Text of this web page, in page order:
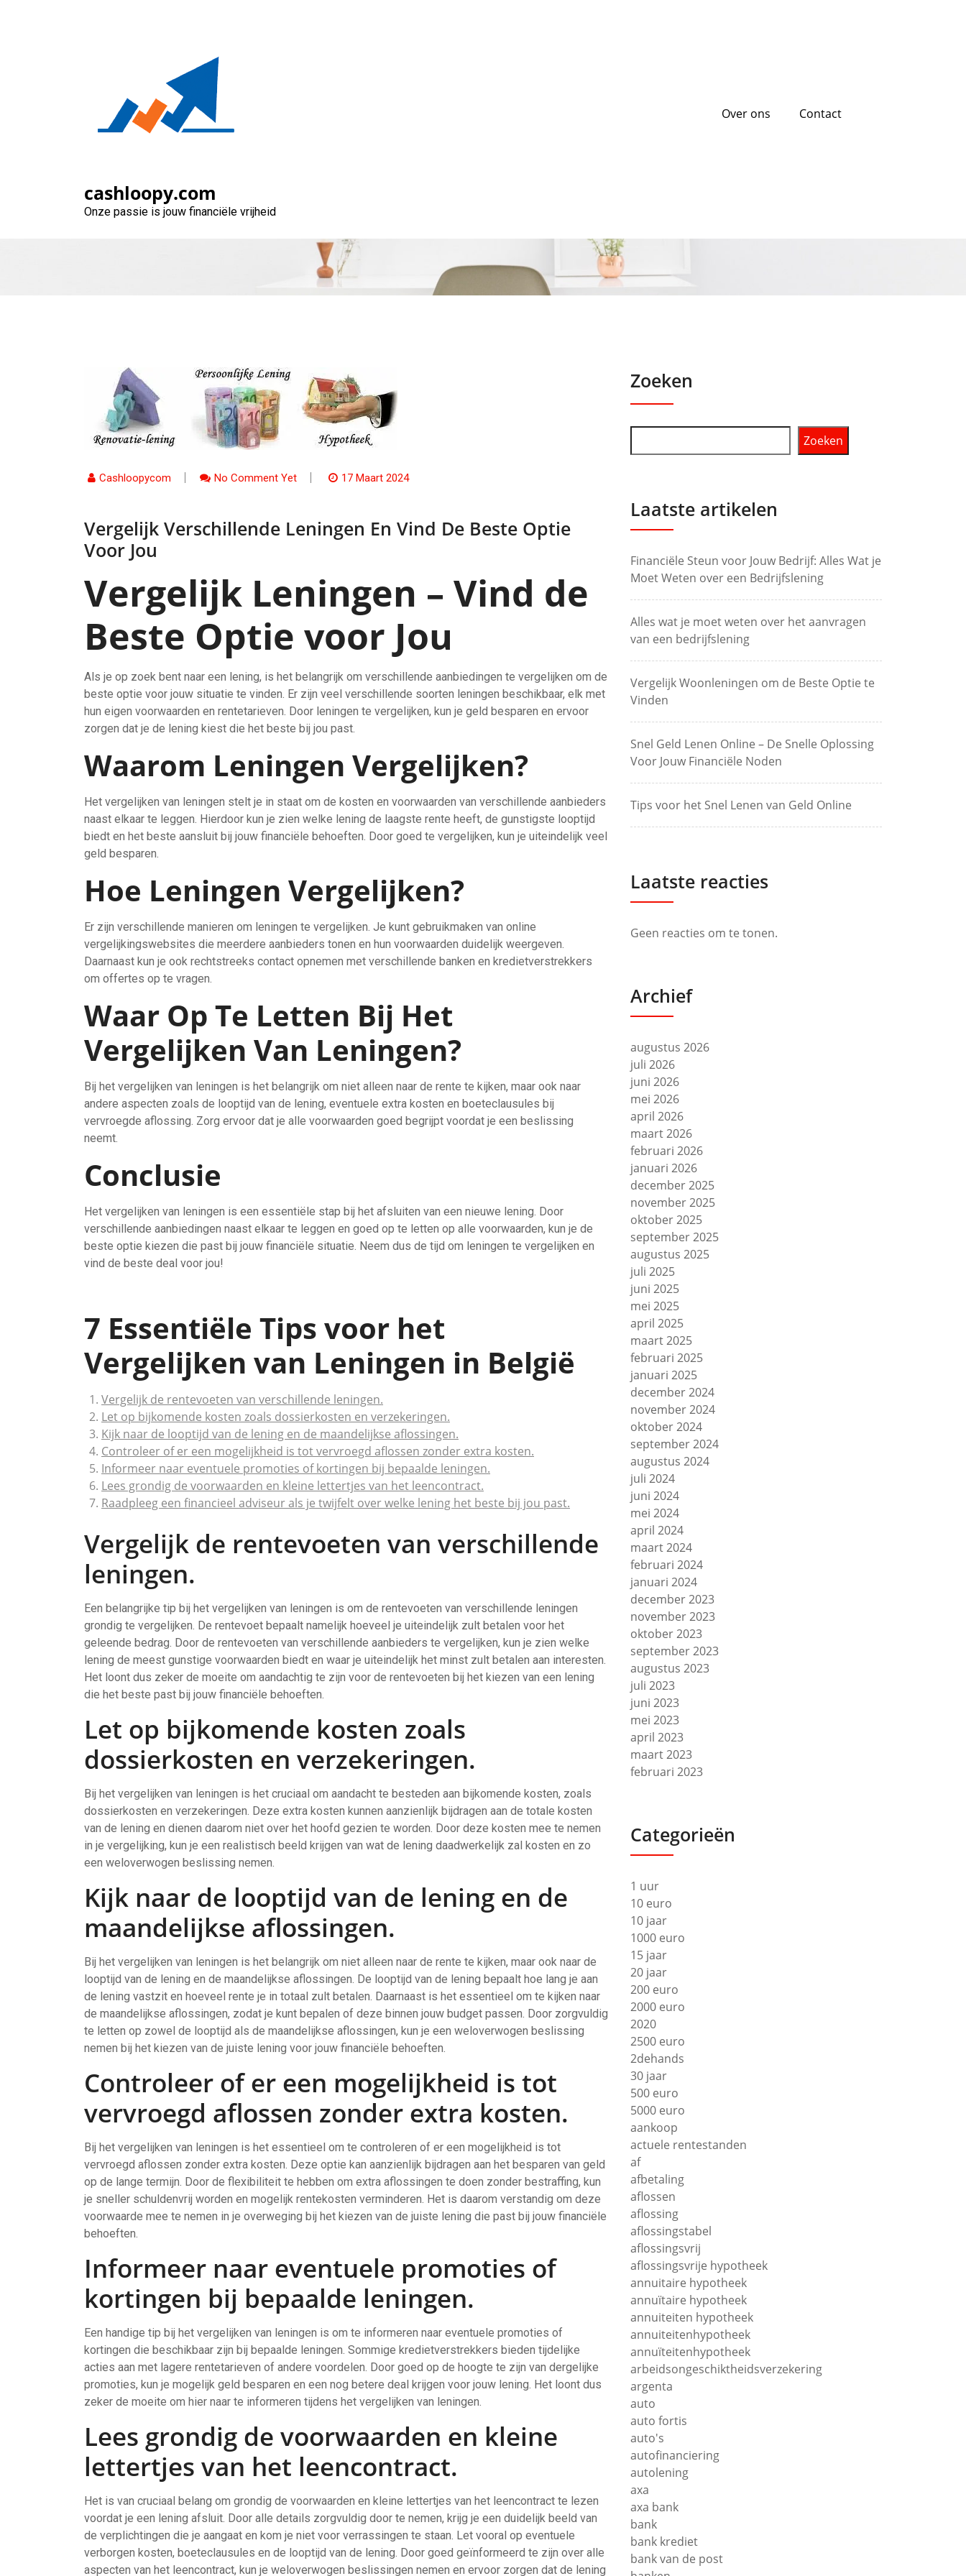
cashloopy.com
Onze passie is jouw financiële vrijheid
Over ons Contact
Cashloopycom No Comment Yet 17 Maart 2024
Vergelijk Verschillende Leningen En Vind De Beste Optie
Voor Jou
Vergelijk Leningen – Vind de
Beste Optie voor Jou
Als je op zoek bent naar een lening, is het belangrijk om verschillende aanbiedingen te vergelijken om de
beste optie voor jouw situatie te vinden. Er zijn veel verschillende soorten leningen beschikbaar, elk met
hun eigen voorwaarden en rentetarieven. Door leningen te vergelijken, kun je geld besparen en ervoor
zorgen dat je de lening kiest die het beste bij jou past.
Waarom Leningen Vergelijken?
Het vergelijken van leningen stelt je in staat om de kosten en voorwaarden van verschillende aanbieders
naast elkaar te leggen. Hierdoor kun je zien welke lening de laagste rente heeft, de gunstigste looptijd
biedt en het beste aansluit bij jouw financiële behoeften. Door goed te vergelijken, kun je uiteindelijk veel
geld besparen.
Hoe Leningen Vergelijken?
Er zijn verschillende manieren om leningen te vergelijken. Je kunt gebruikmaken van online
vergelijkingswebsites die meerdere aanbieders tonen en hun voorwaarden duidelijk weergeven.
Daarnaast kun je ook rechtstreeks contact opnemen met verschillende banken en kredietverstrekkers
om offertes op te vragen.
Waar Op Te Letten Bij Het
Vergelijken Van Leningen?
Bij het vergelijken van leningen is het belangrijk om niet alleen naar de rente te kijken, maar ook naar
andere aspecten zoals de looptijd van de lening, eventuele extra kosten en boeteclausules bij
vervroegde aflossing. Zorg ervoor dat je alle voorwaarden goed begrijpt voordat je een beslissing
neemt.
Conclusie
Het vergelijken van leningen is een essentiële stap bij het afsluiten van een nieuwe lening. Door
verschillende aanbiedingen naast elkaar te leggen en goed op te letten op alle voorwaarden, kun je de
beste optie kiezen die past bij jouw financiële situatie. Neem dus de tijd om leningen te vergelijken en
vind de beste deal voor jou!
7 Essentiële Tips voor het
Vergelijken van Leningen in België
Vergelijk de rentevoeten van verschillende leningen.
Let op bijkomende kosten zoals dossierkosten en verzekeringen.
Kijk naar de looptijd van de lening en de maandelijkse aflossingen.
Controleer of er een mogelijkheid is tot vervroegd aflossen zonder extra kosten.
Informeer naar eventuele promoties of kortingen bij bepaalde leningen.
Lees grondig de voorwaarden en kleine lettertjes van het leencontract.
Raadpleeg een financieel adviseur als je twijfelt over welke lening het beste bij jou past.
Vergelijk de rentevoeten van verschillende
leningen.
Een belangrijke tip bij het vergelijken van leningen is om de rentevoeten van verschillende leningen
grondig te vergelijken. De rentevoet bepaalt namelijk hoeveel je uiteindelijk zult betalen voor het
geleende bedrag. Door de rentevoeten van verschillende aanbieders te vergelijken, kun je zien welke
lening de meest gunstige voorwaarden biedt en waar je uiteindelijk het minst zult betalen aan interesten.
Het loont dus zeker de moeite om aandachtig te zijn voor de rentevoeten bij het kiezen van een lening
die het beste past bij jouw financiële behoeften.
Let op bijkomende kosten zoals
dossierkosten en verzekeringen.
Bij het vergelijken van leningen is het cruciaal om aandacht te besteden aan bijkomende kosten, zoals
dossierkosten en verzekeringen. Deze extra kosten kunnen aanzienlijk bijdragen aan de totale kosten
van de lening en dienen daarom niet over het hoofd gezien te worden. Door deze kosten mee te nemen
in je vergelijking, kun je een realistisch beeld krijgen van wat de lening daadwerkelijk zal kosten en zo
een weloverwogen beslissing nemen.
Kijk naar de looptijd van de lening en de
maandelijkse aflossingen.
Bij het vergelijken van leningen is het belangrijk om niet alleen naar de rente te kijken, maar ook naar de
looptijd van de lening en de maandelijkse aflossingen. De looptijd van de lening bepaalt hoe lang je aan
de lening vastzit en hoeveel rente je in totaal zult betalen. Daarnaast is het essentieel om te kijken naar
de maandelijkse aflossingen, zodat je kunt bepalen of deze binnen jouw budget passen. Door zorgvuldig
te letten op zowel de looptijd als de maandelijkse aflossingen, kun je een weloverwogen beslissing
nemen bij het kiezen van de juiste lening voor jouw financiële behoeften.
Controleer of er een mogelijkheid is tot
vervroegd aflossen zonder extra kosten.
Bij het vergelijken van leningen is het essentieel om te controleren of er een mogelijkheid is tot
vervroegd aflossen zonder extra kosten. Deze optie kan aanzienlijk bijdragen aan het besparen van geld
op de lange termijn. Door de flexibiliteit te hebben om extra aflossingen te doen zonder bestraffing, kun
je sneller schuldenvrij worden en mogelijk rentekosten verminderen. Het is daarom verstandig om deze
voorwaarde mee te nemen in je overweging bij het kiezen van de juiste lening die past bij jouw financiële
behoeften.
Informeer naar eventuele promoties of
kortingen bij bepaalde leningen.
Een handige tip bij het vergelijken van leningen is om te informeren naar eventuele promoties of
kortingen die beschikbaar zijn bij bepaalde leningen. Sommige kredietverstrekkers bieden tijdelijke
acties aan met lagere rentetarieven of andere voordelen. Door goed op de hoogte te zijn van dergelijke
promoties, kun je mogelijk geld besparen en een nog betere deal krijgen voor jouw lening. Het loont dus
zeker de moeite om hier naar te informeren tijdens het vergelijken van leningen.
Lees grondig de voorwaarden en kleine
lettertjes van het leencontract.
Het is van cruciaal belang om grondig de voorwaarden en kleine lettertjes van het leencontract te lezen
voordat je een lening afsluit. Door alle details zorgvuldig door te nemen, krijg je een duidelijk beeld van
de verplichtingen die je aangaat en kom je niet voor verrassingen te staan. Let vooral op eventuele
verborgen kosten, boeteclausules en de looptijd van de lening. Door goed geïnformeerd te zijn over alle
aspecten van het leencontract, kun je weloverwogen beslissingen nemen en ervoor zorgen dat de lening
Zoeken
Zoeken
Laatste artikelen
Financiële Steun voor Jouw Bedrijf: Alles Wat je
Moet Weten over een Bedrijfslening
Alles wat je moet weten over het aanvragen
van een bedrijfslening
Vergelijk Woonleningen om de Beste Optie te
Vinden
Snel Geld Lenen Online – De Snelle Oplossing
Voor Jouw Financiële Noden
Tips voor het Snel Lenen van Geld Online
Laatste reacties
Geen reacties om te tonen.
Archief
augustus 2026
juli 2026
juni 2026
mei 2026
april 2026
maart 2026
februari 2026
januari 2026
december 2025
november 2025
oktober 2025
september 2025
augustus 2025
juli 2025
juni 2025
mei 2025
april 2025
maart 2025
februari 2025
januari 2025
december 2024
november 2024
oktober 2024
september 2024
augustus 2024
juli 2024
juni 2024
mei 2024
april 2024
maart 2024
februari 2024
januari 2024
december 2023
november 2023
oktober 2023
september 2023
augustus 2023
juli 2023
juni 2023
mei 2023
april 2023
maart 2023
februari 2023
Categorieën
1 uur
10 euro
10 jaar
1000 euro
15 jaar
20 jaar
200 euro
2000 euro
2020
2500 euro
2dehands
30 jaar
500 euro
5000 euro
aankoop
actuele rentestanden
af
afbetaling
aflossen
aflossing
aflossingstabel
aflossingsvrij
aflossingsvrije hypotheek
annuitaire hypotheek
annuïtaire hypotheek
annuiteiten hypotheek
annuiteitenhypotheek
annuïteitenhypotheek
arbeidsongeschiktheidsverzekering
argenta
auto
auto fortis
auto's
autofinanciering
autolening
axa
axa bank
bank
bank krediet
bank van de post